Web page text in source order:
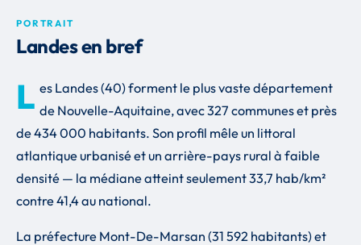
PORTRAIT
Landes en bref
L es Landes (40) forment le plus vaste département
de Nouvelle-Aquitaine, avec 327 communes et près
de 434 000 habitants. Son profil mêle un littoral
atlantique urbanisé et un arrière-pays rural à faible
densité — la médiane atteint seulement 33,7 hab/km²
contre 41,4 au national.
La préfecture Mont-De-Marsan (31 592 habitants) et